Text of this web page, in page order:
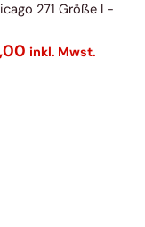
271 Größe L-
inkl. Mwst.